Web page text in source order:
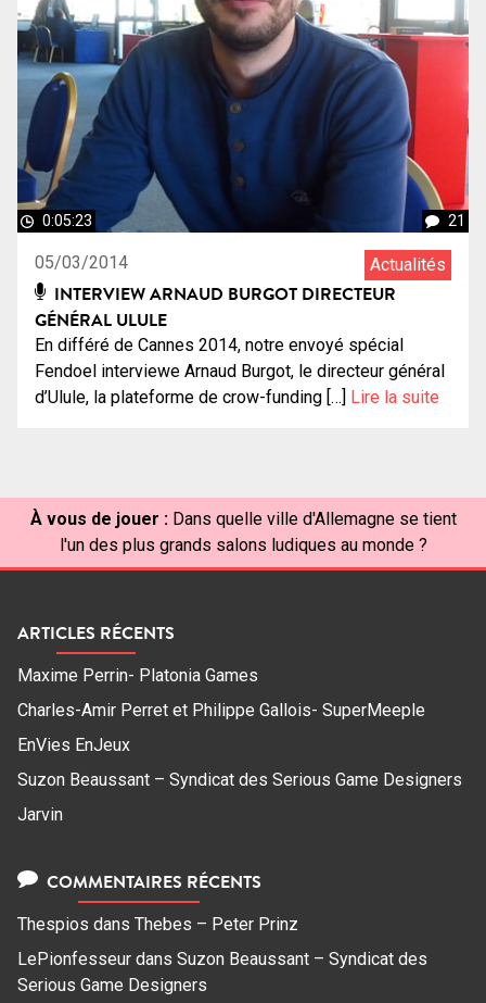
0:05:23 21
05/03/2014 Actualités
INTERVIEW ARNAUD BURGOT DIRECTEUR
GÉNÉRAL ULULE
En différé de Cannes 2014, notre envoyé spécial
Fendoel interviewe Arnaud Burgot, le directeur général
d’Ulule, la plateforme de crow-funding […] Lire la suite
À vous de jouer : Dans quelle ville d'Allemagne se tient
l'un des plus grands salons ludiques au monde ?
ARTICLES RÉCENTS
Maxime Perrin- Platonia Games
Charles-Amir Perret et Philippe Gallois- SuperMeeple
EnVies EnJeux
Suzon Beaussant – Syndicat des Serious Game Designers
Jarvin
COMMENTAIRES RÉCENTS
Thespios dans Thebes – Peter Prinz
LePionfesseur dans Suzon Beaussant – Syndicat des
Serious Game Designers